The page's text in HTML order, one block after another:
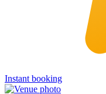
Instant booking